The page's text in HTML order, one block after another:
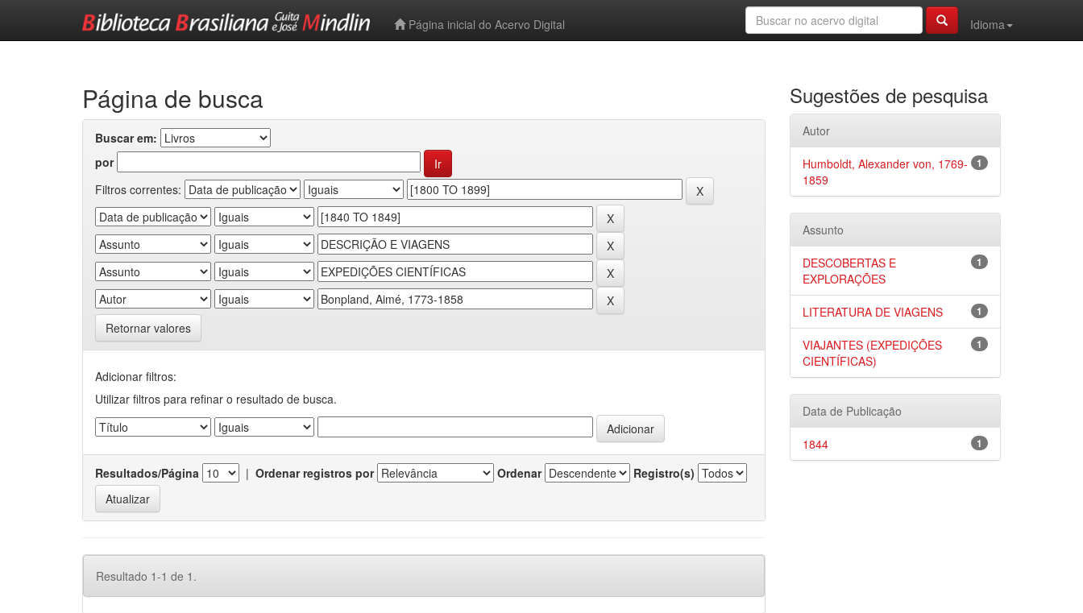
Página inicial do Acervo Digital
Idioma
Página de busca
Buscar em:
por
Filtros correntes:
Retornar valores
Adicionar filtros:
Utilizar filtros para refinar o resultado de busca.
Resultados/Página | Ordenar registros por Ordenar Registro(s)
Resultado 1-1 de 1.
Sugestões de pesquisa
Autor
1
Humboldt, Alexander von, 1769-
1859
Assunto
1
DESCOBERTAS E
EXPLORAÇÕES
1
LITERATURA DE VIAGENS
1
VIAJANTES (EXPEDIÇÕES
CIENTÍFICAS)
Data de Publicação
1
1844